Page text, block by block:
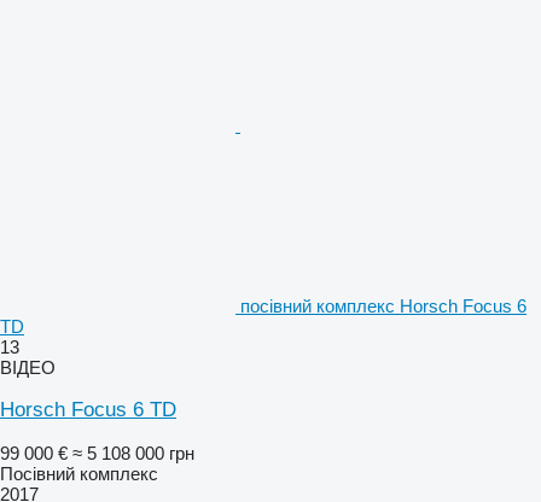
посівний комплекс Horsch Focus 6
TD
13
ВІДЕО
Horsch Focus 6 TD
99 000 € ≈ 5 108 000 грн
Посівний комплекс
2017